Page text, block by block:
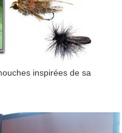
inspirées de sa